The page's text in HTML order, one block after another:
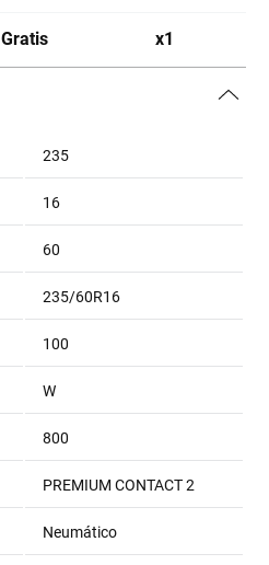
Gratis x1
235
16
60
235/60R16
100
W
800
PREMIUM CONTACT 2
Neumático